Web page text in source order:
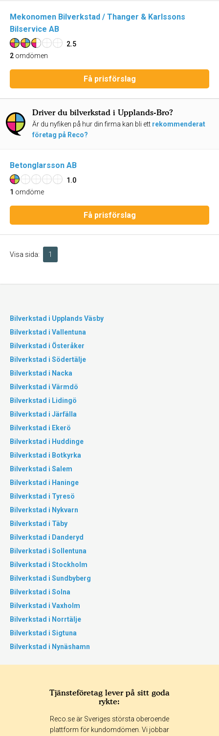
Mekonomen Bilverkstad / Thanger & Karlssons
Bilservice AB
2.5
2 omdömen
Få prisförslag
Driver du bilverkstad i Upplands-Bro?
Är du nyfiken på hur din firma kan bli ett rekommenderat
företag på Reco?
Betonglarsson AB
1.0
1 omdöme
Få prisförslag
Visa sida: 1
Bilverkstad i Upplands Väsby
Bilverkstad i Vallentuna
Bilverkstad i Österåker
Bilverkstad i Södertälje
Bilverkstad i Nacka
Bilverkstad i Värmdö
Bilverkstad i Lidingö
Bilverkstad i Järfälla
Bilverkstad i Ekerö
Bilverkstad i Huddinge
Bilverkstad i Botkyrka
Bilverkstad i Salem
Bilverkstad i Haninge
Bilverkstad i Tyresö
Bilverkstad i Nykvarn
Bilverkstad i Täby
Bilverkstad i Danderyd
Bilverkstad i Sollentuna
Bilverkstad i Stockholm
Bilverkstad i Sundbyberg
Bilverkstad i Solna
Bilverkstad i Vaxholm
Bilverkstad i Norrtälje
Bilverkstad i Sigtuna
Bilverkstad i Nynäshamn
Tjänsteföretag lever på sitt goda
rykte:
Reco.se är Sveriges största oberoende
plattform för kundomdömen. Vi jobbar